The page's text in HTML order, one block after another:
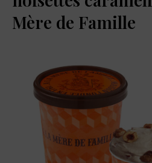
Mère de Famille